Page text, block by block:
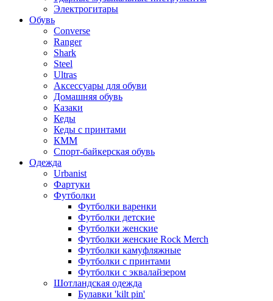
Электрогитары
Обувь
Converse
Ranger
Shark
Steel
Ultras
Аксессуары для обуви
Домашняя обувь
Казаки
Кеды
Кеды с принтами
КММ
Спорт-байкерская обувь
Одежда
Urbanist
Фартуки
Футболки
Футболки варенки
Футболки детские
Футболки женские
Футболки женские Rock Merch
Футболки камуфляжные
Футболки с принтами
Футболки с эквалайзером
Шотландская одежда
Булавки 'kilt pin'